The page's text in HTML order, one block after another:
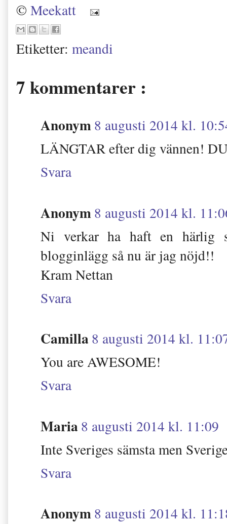
© Meekatt
Etiketter: meandi
7 kommentarer :
Anonym8 augusti 2014 kl.
LÄNGTAR efter dig vännen!
Svara
Anonym8 augusti 2014 kl.
Ni verkar ha haft en härlig
blogginlägg så nu är jag nöjd!!
Kram Nettan
Svara
Camilla8 augusti 2014 kl.
You are AWESOME!
Svara
Maria8 augusti 2014 kl. 11:09
Inte Sveriges sämsta men
Svara
Anonym8 augusti 2014 kl.